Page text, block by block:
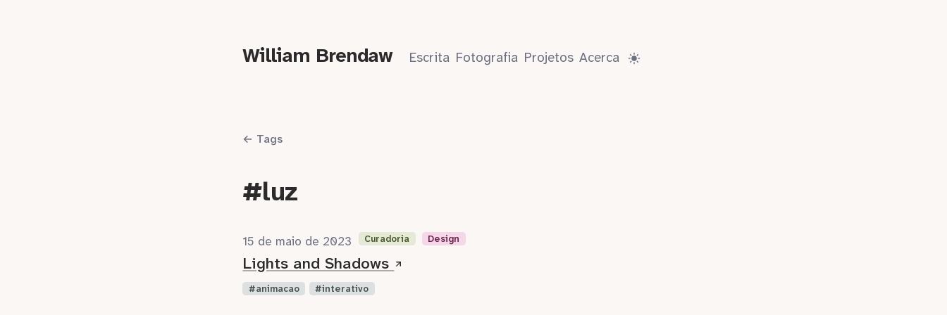
William Brendaw Escrita Fotografia Projetos Acerca
← Tags
#luz
15 de maio de 2023 Curadoria Design
Lights and Shadows
animacao interativo